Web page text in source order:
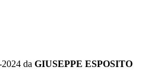
da GIUSEPPE ESPOSITO